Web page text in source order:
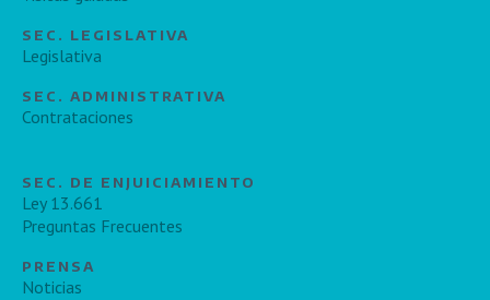
SEC. LEGISLATIVA
Legislativa
SEC. ADMINISTRATIVA
Contrataciones
SEC. DE ENJUICIAMIENTO
Ley 13.661
Preguntas Frecuentes
PRENSA
Noticias